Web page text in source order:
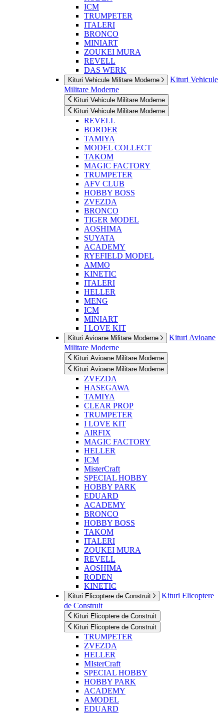
ICM
TRUMPETER
ITALERI
BRONCO
MINIART
ZOUKEI MURA
REVELL
DAS WERK
Kituri Vehicule Militare Moderne
Kituri Vehicule
Militare Moderne
Kituri Vehicule Militare Moderne
Kituri Vehicule Militare Moderne
REVELL
BORDER
TAMIYA
MODEL COLLECT
TAKOM
MAGIC FACTORY
TRUMPETER
AFV CLUB
HOBBY BOSS
ZVEZDA
BRONCO
TIGER MODEL
AOSHIMA
SUYATA
ACADEMY
RYEFIELD MODEL
AMMO
KINETIC
ITALERI
HELLER
MENG
ICM
MINIART
I LOVE KIT
Kituri Avioane Militare Moderne
Kituri Avioane
Militare Moderne
Kituri Avioane Militare Moderne
Kituri Avioane Militare Moderne
ZVEZDA
HASEGAWA
TAMIYA
CLEAR PROP
TRUMPETER
I LOVE KIT
AIRFIX
MAGIC FACTORY
HELLER
ICM
MisterCraft
SPECIAL HOBBY
HOBBY PARK
EDUARD
ACADEMY
BRONCO
HOBBY BOSS
TAKOM
ITALERI
ZOUKEI MURA
REVELL
AOSHIMA
RODEN
KINETIC
Kituri Elicoptere de Construit
Kituri Elicoptere
de Construit
Kituri Elicoptere de Construit
Kituri Elicoptere de Construit
TRUMPETER
ZVEZDA
HELLER
MIsterCraft
SPECIAL HOBBY
HOBBY PARK
ACADEMY
AMODEL
EDUARD